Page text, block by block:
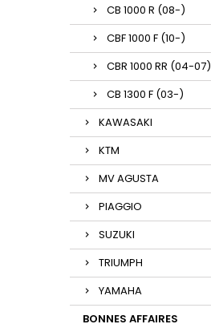
CB 1000 R (08-)
CBF 1000 F (10-)
CBR 1000 RR (04-07)
CB 1300 F (03-)
KAWASAKI
KTM
MV AGUSTA
PIAGGIO
SUZUKI
TRIUMPH
YAMAHA
BONNES AFFAIRES